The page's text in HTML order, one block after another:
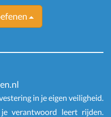
in je eigen veiligheid.
verantwoord leert rijden.